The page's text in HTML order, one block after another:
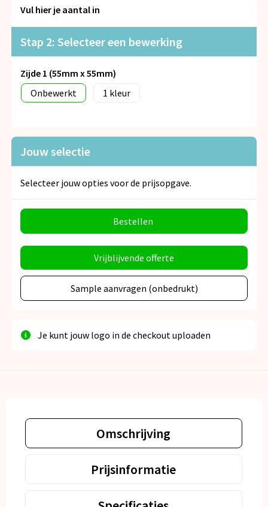
Snoepgoed
Spellen voor binnen en buiten
Vrije tijd en Strand
Vul hier je aantal in
Stap 2: Selecteer een bewerking
Zijde 1 (55mm x 55mm)
Onbewerkt
1
Jouw selectie
Selecteer jouw opties voor de prijsopgave.
Bestellen
Vrijblijvende offerte
Sample aanvragen (onbedrukt)
Je kunt jouw logo in de checkout uploaden
Omschrijving
Prijsinformatie